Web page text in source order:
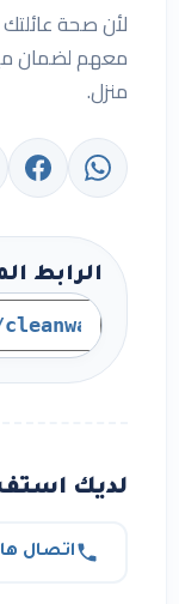
لأن صحة
معهم لضمان
منزل.
الرابط
لديك
اتصال